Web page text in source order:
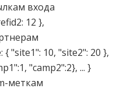
входа
12 },
{ "site1": 10, "site2": 20 },
"camp2":2}, ... }
меткам